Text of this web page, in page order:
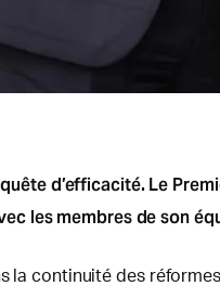
d’efficacité. Le
les membres de son
la continuité des